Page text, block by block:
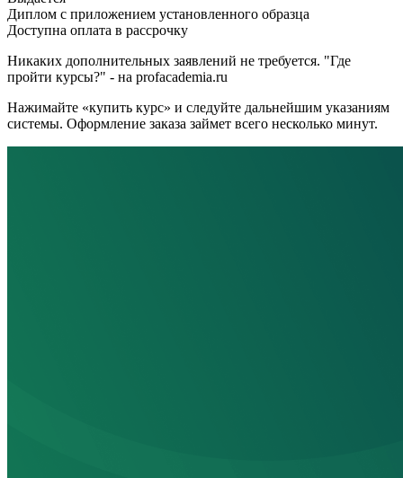
Диплом с приложением установленного образца
Доступна оплата в рассрочку
Никаких дополнительных заявлений не требуется. "Где
пройти курсы?" - на profacademia.ru
Нажимайте «купить курс» и следуйте дальнейшим указаниям
системы. Оформление заказа займет всего несколько минут.